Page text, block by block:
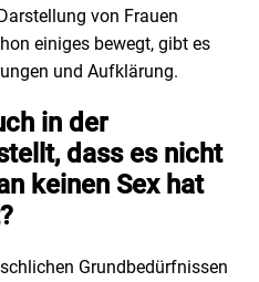
von Frauen
einiges bewegt, gibt es
und Aufklärung.
in der
dass es nicht
keinen Sex hat
Grundbedürfnissen